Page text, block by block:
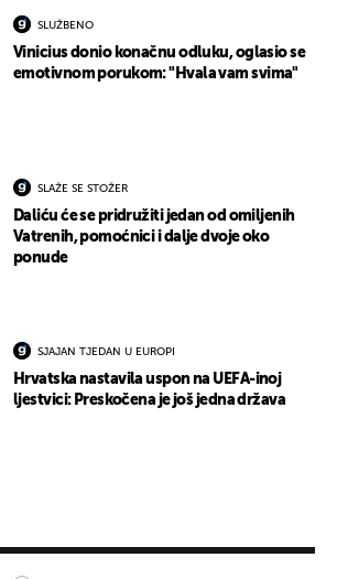
SLUŽBENO
Vinicius donio konačnu odluku, oglasio se
emotivnom porukom: "Hvala vam svima"
SLAŽE SE STOŽER
Daliću će se pridružiti jedan od omiljenih
Vatrenih, pomoćnici i dalje dvoje oko
ponude
SJAJAN TJEDAN U EUROPI
Hrvatska nastavila uspon na UEFA-inoj
ljestvici: Preskočena je još jedna država